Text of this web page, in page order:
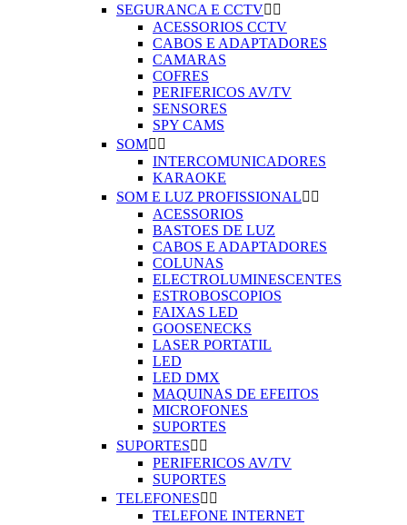
SEGURANCA E CCTV 
ACESSORIOS CCTV
CABOS E ADAPTADORES
CAMARAS
COFRES
PERIFERICOS AV/TV
SENSORES
SPY CAMS
SOM 
INTERCOMUNICADORES
KARAOKE
SOM E LUZ PROFISSIONAL 
ACESSORIOS
BASTOES DE LUZ
CABOS E ADAPTADORES
COLUNAS
ELECTROLUMINESCENTES
ESTROBOSCOPIOS
FAIXAS LED
GOOSENECKS
LASER PORTATIL
LED
LED DMX
MAQUINAS DE EFEITOS
MICROFONES
SUPORTES
SUPORTES 
PERIFERICOS AV/TV
SUPORTES
TELEFONES 
TELEFONE INTERNET